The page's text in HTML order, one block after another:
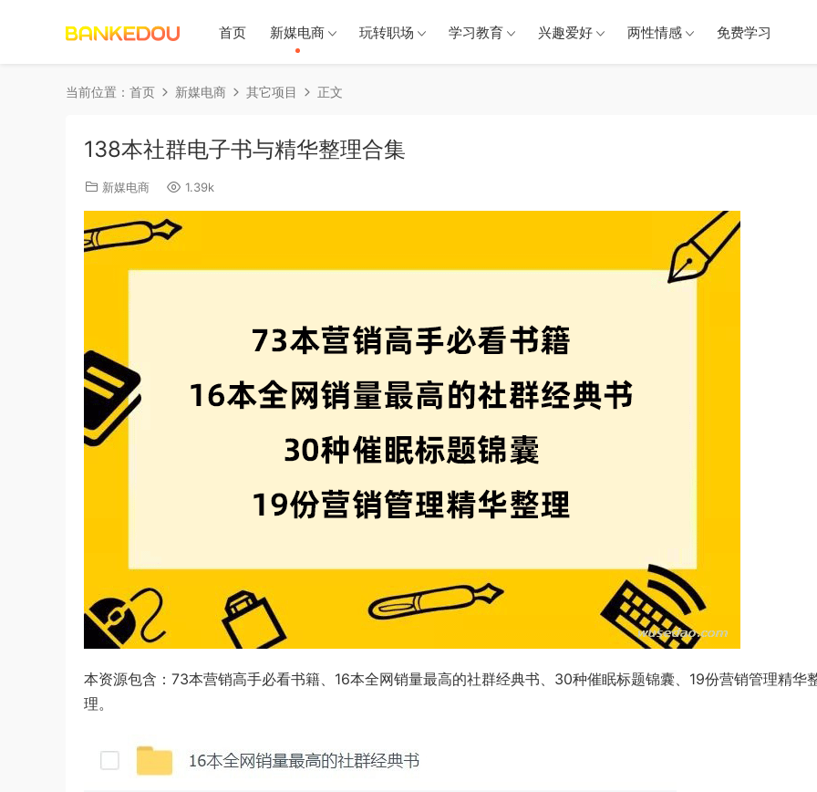
首页 新媒电商 玩转职场 学习教育 兴趣爱好 两性情感 免费学习
当前位置： 首页 新媒电商 其它项目 正文
138本社群电子书与精华整理合集
新媒电商 1.39k
本资源包含：73本营销高手必看书籍、16本全网销量最高的社群经典书、30种催眠标题锦囊、19份营销管理精华
理。